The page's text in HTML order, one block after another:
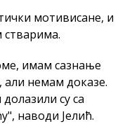
мотивисане, и
имам сазнање
али немам доказе.
су са
наводи Јелић.